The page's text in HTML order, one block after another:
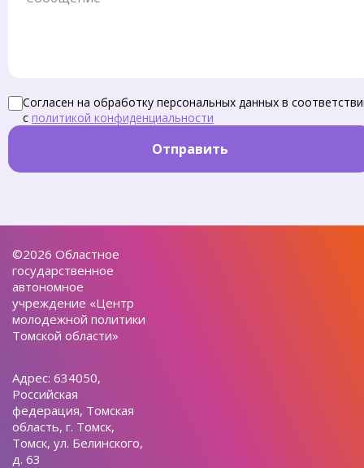
Согласен на обработку персональных данных в
с политикой конфиденциальности
Отправить
©2026 Областное
государственное
автономное
учреждение «Центр
молодежной политики
Томской области»
Адрес: 634050,
Российская
федерация, Томская
область, г. Томск,
Томск, ул. Белинского,
д. 63